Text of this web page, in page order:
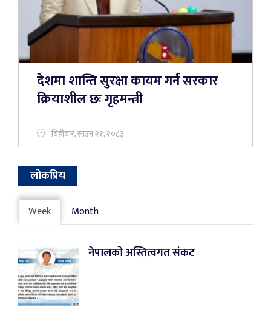
देशमा शान्ति सुरक्षा कायम गर्न सरकार
क्रियाशील छः गृहमन्त्री
बिहीबार, साउन २१, २०८३
लोकप्रिय
Week Month
नेपालको अस्तित्वगत संकट